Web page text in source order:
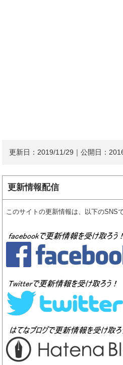
更新日： 2019/11/29 ｜公開日：
更新情報配信
このサイトの更新情報は、以下のSNS